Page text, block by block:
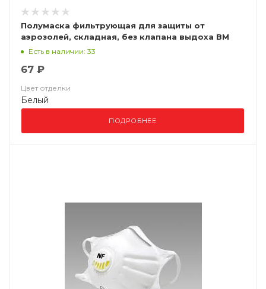
Полумаска фильтрующая для защиты от
аэрозолей, складная, без клапана выдоха ВМ
9101 FFP1 NR D
Есть в наличии: 33
67 ₽
Цвет отделки
Белый
ПОДРОБНЕЕ